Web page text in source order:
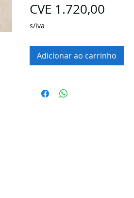
CVE 1.720,00
s/iva
Adicionar ao carrinho